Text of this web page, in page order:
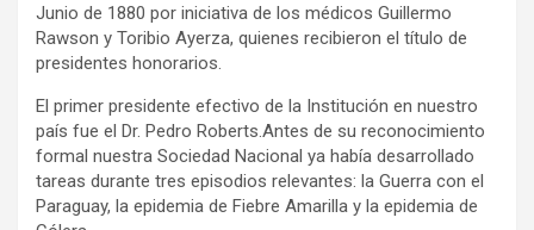
Junio de 1880 por iniciativa de los médicos Guillermo
Rawson y Toribio Ayerza, quienes recibieron el título de
presidentes honorarios.
El primer presidente efectivo de la Institución en nuestro
país fue el Dr. Pedro Roberts.Antes de su reconocimiento
formal nuestra Sociedad Nacional ya había desarrollado
tareas durante tres episodios relevantes: la Guerra con el
Paraguay, la epidemia de Fiebre Amarilla y la epidemia de